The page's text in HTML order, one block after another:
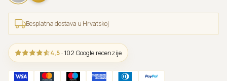
Besplatna dostava u Hrvatskoj
4,5 · 102 Google recenzije